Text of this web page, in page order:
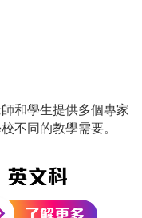
和學生提供多個專家
不同的教學需要。